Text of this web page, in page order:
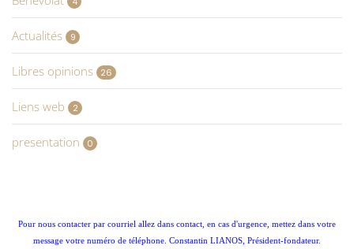
Actualités 9
Libres opinions 26
Liens web 2
presentation 0
Pour nous contacter par courriel allez dans contact, en cas d'urgence, mettez dans votre
message votre numéro de téléphone. Constantin LIANOS, Président-fondateur.